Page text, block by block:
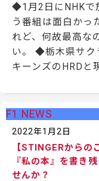
◆1月2日にNHKで
う番組は面白か
れど、何故最高な
い。 ◆栃木県サク
キーンズのHRDと
F1 NEWS
2022年1月2日
【STINGERから
『私の本』を書き
せんか？